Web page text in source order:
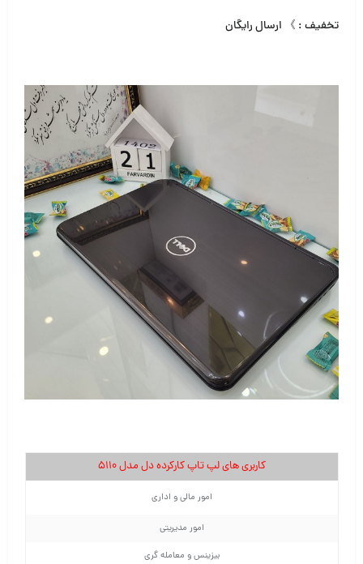
تخفیف : 》 ارسال رایگان
کاربری های لپ تاپ کارکرده دل مدل ۵۱۱۰
امور مالی و اداری
امور مدیریتی
بیزینس و معامله گری